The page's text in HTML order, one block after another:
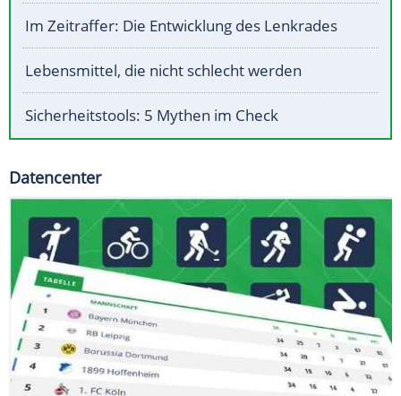
Im Zeitraffer: Die Entwicklung des Lenkrades
Lebensmittel, die nicht schlecht werden
Sicherheitstools: 5 Mythen im Check
Datencenter